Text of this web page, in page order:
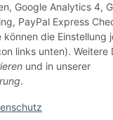
Google Analytics 4,
PayPal Express
können die Einstellung
links unten). Weitere
und in unserer
.